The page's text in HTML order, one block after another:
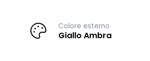
Colore esterno
Giallo Ambra